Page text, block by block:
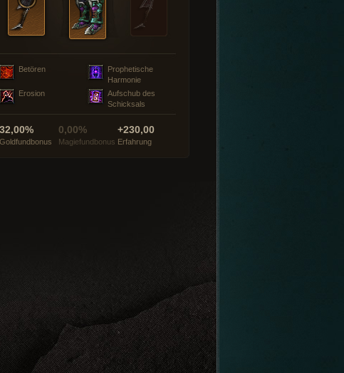
Betören
Prophetische
Harmonie
Erosion
Aufschub des
Schicksals
32,00%
Goldfundbonus
0,00%
Magiefundbonus
+230,00
Erfahrung